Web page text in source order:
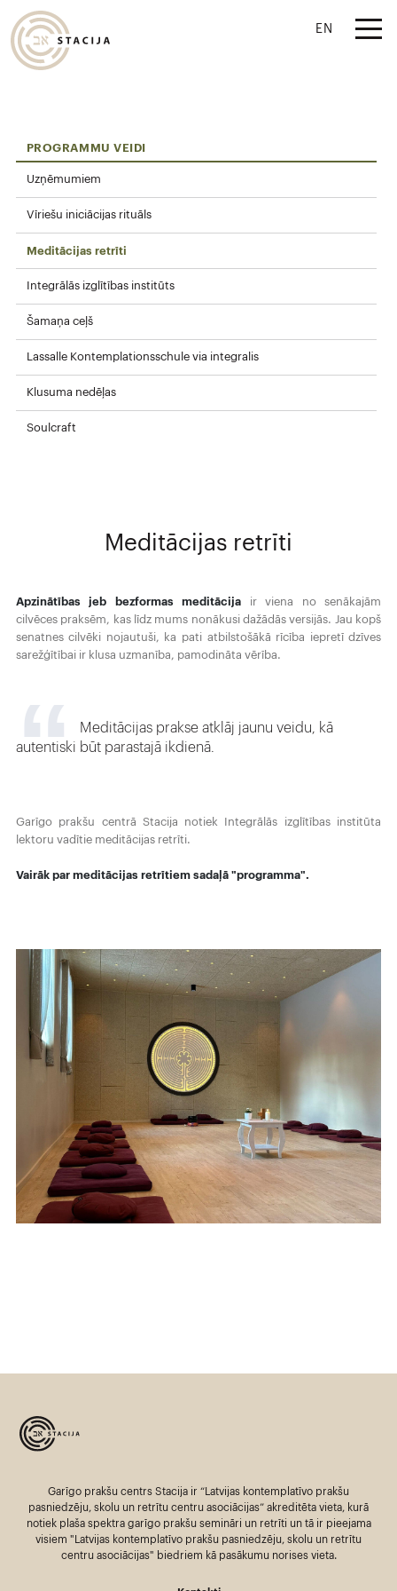
EN
PROGRAMMU VEIDI
Uzņēmumiem
Vīriešu iniciācijas rituāls
Meditācijas retrīti
Integrālās izglītības institūts
Šamaņa ceļš
Lassalle Kontemplationsschule via integralis
Klusuma nedēļas
Soulcraft
Meditācijas retrīti
Apzinātības jeb bezformas meditācija ir viena no senākajām
cilvēces praksēm, kas līdz mums nonākusi dažādās versijās. Jau kopš
senatnes cilvēki nojautuši, ka pati atbilstošākā rīcība iepretī dzīves
sarežģītībai ir klusa uzmanība, pamodināta vērība.
Meditācijas prakse atklāj jaunu veidu, kā
autentiski būt parastajā ikdienā.
Garīgo prakšu centrā Stacija notiek Integrālās izglītības institūta
lektoru vadītie meditācijas retrīti.
Vairāk par meditācijas retrītiem sadaļā "programma".
Garīgo prakšu centrs Stacija ir “Latvijas kontemplatīvo prakšu
pasniedzēju, skolu un retrītu centru asociācijas” akreditēta vieta, kurā
notiek plaša spektra garīgo prakšu semināri un retrīti un tā ir pieejama
visiem "Latvijas kontemplatīvo prakšu pasniedzēju, skolu un retrītu
centru asociācijas" biedriem kā pasākumu norises vieta.